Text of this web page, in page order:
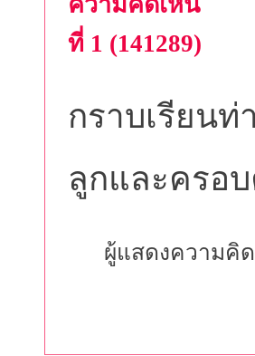
ที่ 1 (141289)
กราบเรียน
ลูกและครอ
ผู้แสดงความคิ